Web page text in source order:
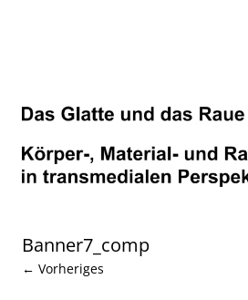
Banner7_comp
← Vorheriges